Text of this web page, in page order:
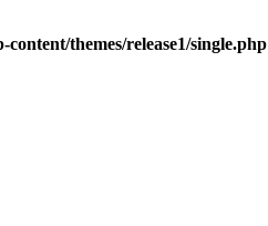
themes/release1/single.php